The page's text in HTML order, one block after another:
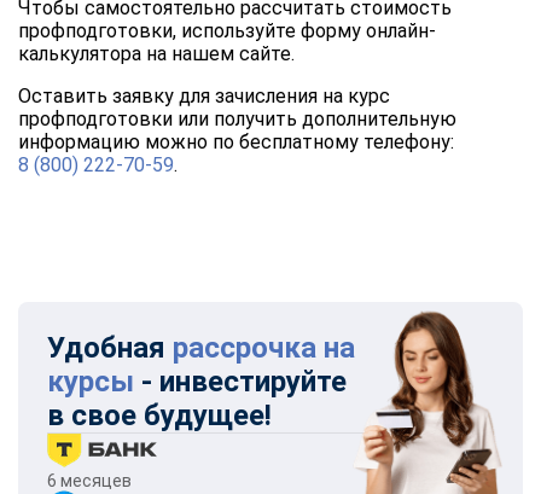
Чтобы самостоятельно рассчитать стоимость
профподготовки, используйте форму онлайн-
калькулятора на нашем сайте.
Оставить заявку для зачисления на курс
профподготовки или получить дополнительную
информацию можно по бесплатному телефону:
8 (800) 222-70-59.
Удобная рассрочка на
курсы - инвестируйте
в свое будущее!
6 месяцев